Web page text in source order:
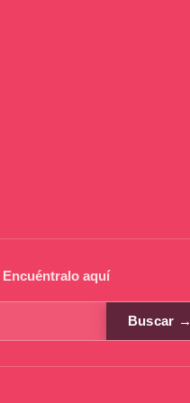
aquí
Buscar →